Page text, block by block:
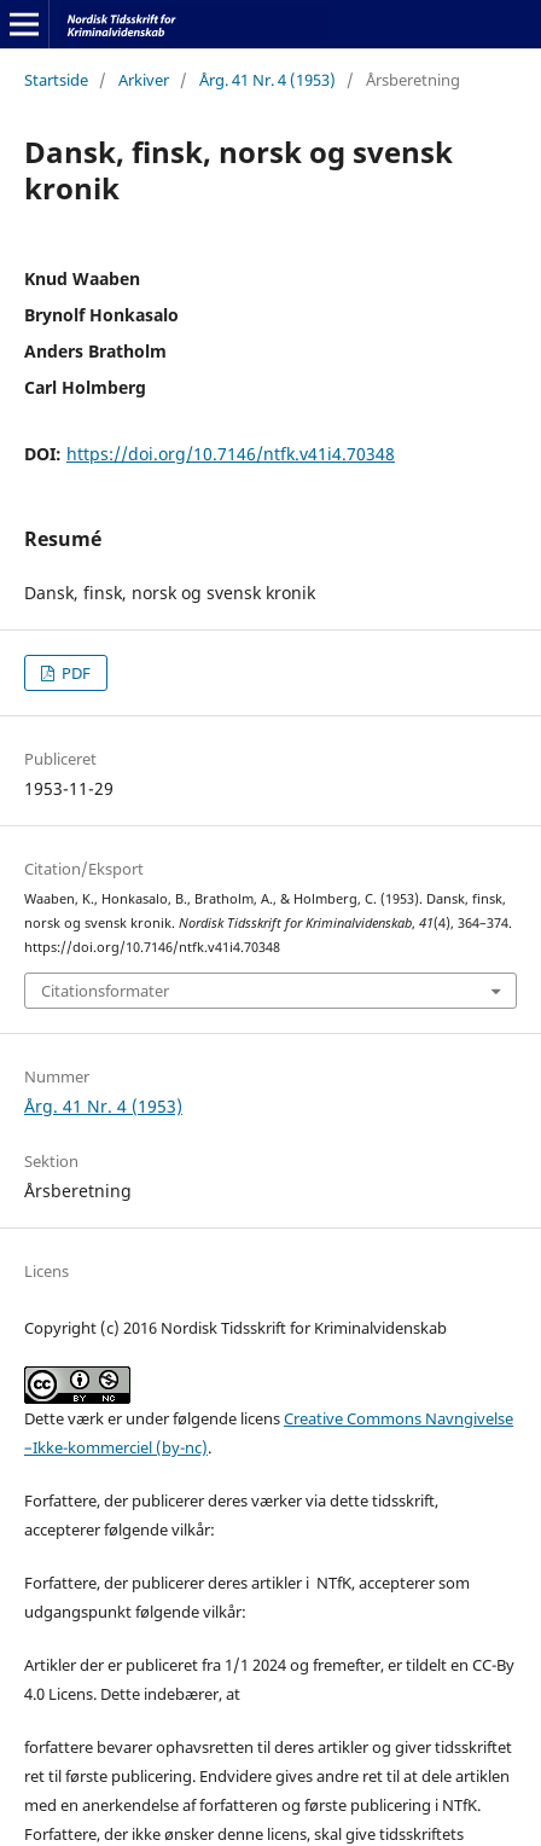
Startside / Arkiver / Årg. 41 Nr. 4 (1953) / Årsberetning
Dansk, finsk, norsk og svensk
kronik
Knud Waaben
Brynolf Honkasalo
Anders Bratholm
Carl Holmberg
DOI: https://doi.org/10.7146/ntfk.v41i4.70348
Resumé
Dansk, finsk, norsk og svensk kronik
PDF
Publiceret
1953-11-29
Citation/Eksport
Waaben, K., Honkasalo, B., Bratholm, A., & Holmberg, C. (1953). Dansk, finsk,
norsk og svensk kronik. Nordisk Tidsskrift for Kriminalvidenskab, 41(4), 364–374.
https://doi.org/10.7146/ntfk.v41i4.70348
Citationsformater
Nummer
Årg. 41 Nr. 4 (1953)
Sektion
Årsberetning
Licens
Copyright (c) 2016 Nordisk Tidsskrift for Kriminalvidenskab
Dette værk er under følgende licensCreative Commons Navngivelse
–Ikke-kommerciel (by-nc).
Forfattere, der publicerer deres værker via dette tidsskrift,
accepterer følgende vilkår:
Forfattere, der publicerer deres artikler i NTfK, accepterer som
udgangspunkt følgende vilkår:
Artikler der er publiceret fra 1/1 2024 og fremefter, er tildelt en CC-By
4.0 Licens. Dette indebærer, at
forfattere bevarer ophavsretten til deres artikler og giver tidsskriftet
ret til første publicering. Endvidere gives andre ret til at dele artiklen
med en anerkendelse af forfatteren og første publicering i NTfK.
Forfattere, der ikke ønsker denne licens, skal give tidsskriftets